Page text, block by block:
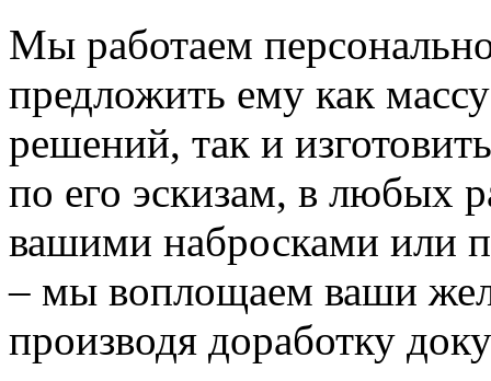
Мы работаем
предложить ему как
решений, так и
по его эскизам, в любых
вашими набросками или
– мы воплощаем ваши
производя доработку